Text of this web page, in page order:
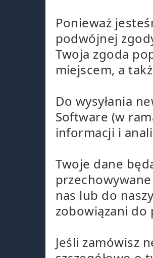
Ponieważ
podwójnej
Twoja zgoda
miejscem, a
Do wysyłania
Software (w
informacji i
Twoje dane
nas lub do
zobowiązani do
Jeśli zamówisz